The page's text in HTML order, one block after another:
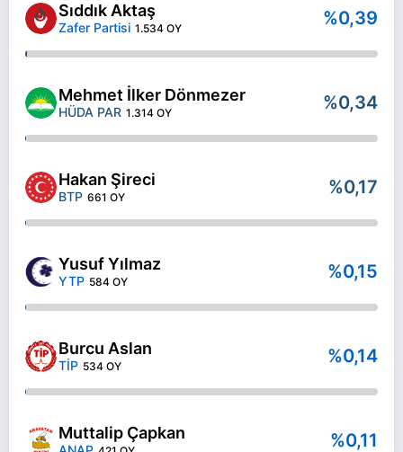
Sıddık Aktaş
Zafer Partisi 1.534 OY %0,39
Mehmet İlker Dönmezer
HÜDA PAR 1.314 OY %0,34
Hakan Şireci
BTP 661 OY %0,17
Yusuf Yılmaz
YTP 584 OY %0,15
Burcu Aslan
TİP 534 OY %0,14
Muttalip Çapkan %0,11